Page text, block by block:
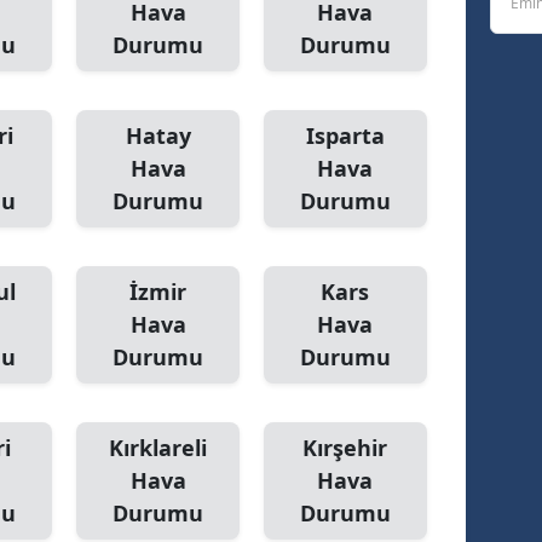
Yozgat
Aksaray
Bayburt
Şırnak
Bartın
Hava
Durumu
Hava
Durumu
Hatay
Hava
Durumu
Isparta
Hava
Durumu
İzmir
Hava
Durumu
Kars
Hava
Durumu
Kırklareli
Hava
Durumu
Kırşehir
Hava
Durumu